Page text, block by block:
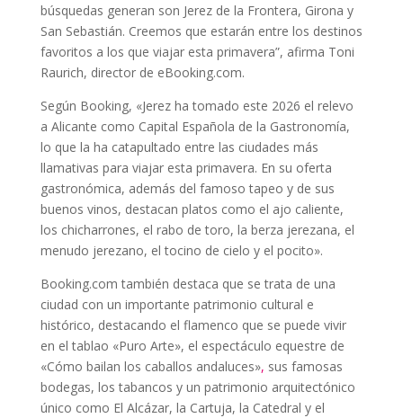
búsquedas generan son Jerez de la Frontera, Girona y
San Sebastián. Creemos que estarán entre los destinos
favoritos a los que viajar esta primavera”, afirma Toni
Raurich, director de eBooking.com.
Según Booking, «Jerez ha tomado este 2026 el relevo
a Alicante como Capital Española de la Gastronomía,
lo que la ha catapultado entre las ciudades más
llamativas para viajar esta primavera. En su oferta
gastronómica, además del famoso tapeo y de sus
buenos vinos, destacan platos como el ajo caliente,
los chicharrones, el rabo de toro, la berza jerezana, el
menudo jerezano, el tocino de cielo y el pocito».
Booking.com también destaca que se trata de una
ciudad con un importante patrimonio cultural e
histórico, destacando el flamenco que se puede vivir
en el tablao «Puro Arte», el espectáculo equestre de
«Cómo bailan los caballos andaluces», sus famosas
bodegas, los tabancos y un patrimonio arquitectónico
único como El Alcázar, la Cartuja, la Catedral y el